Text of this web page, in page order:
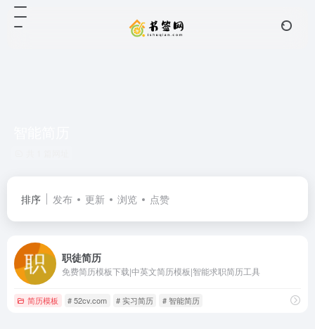
排序 发布 更新 浏览 点赞
职徒简历
免费简历模板下载|中英文简历模板|智能求职简历工具
简历模板 # 52cv.com # 实习简历 # 智能简历